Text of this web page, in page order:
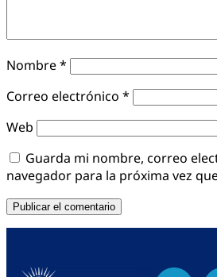
Nombre*
Correo electrónico *
Web
Guarda mi nombre, correo
navegador para la próxima vez